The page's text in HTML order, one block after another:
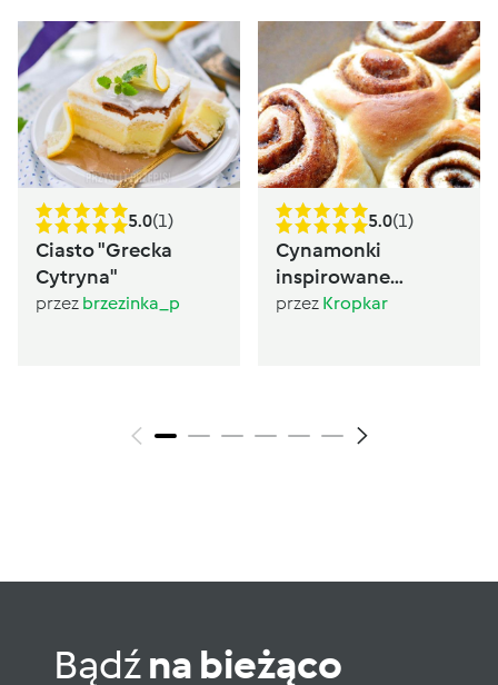
5.0(1)
Ciasto "Grecka
Cytryna"
przez brzezinka_p
5.0(1)
Cynamonki
inspirowane
Sugarlady
przez Kropkar
Bądźna bieżąco